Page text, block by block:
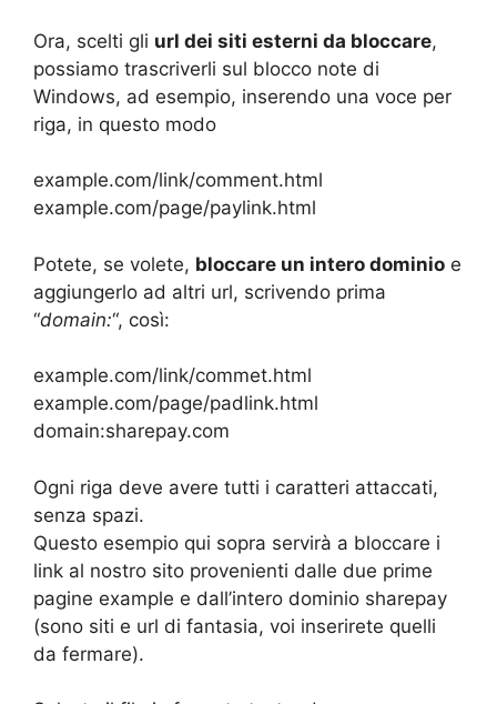
Ora, scelti gli url dei siti esterni da bloccare,
possiamo trascriverli sul blocco note di
Windows, ad esempio, inserendo una voce per
riga, in questo modo
example.com/link/comment.html
example.com/page/paylink.html
Potete, se volete, bloccare un intero dominio e
aggiungerlo ad altri url, scrivendo prima
“domain:“, così:
example.com/link/commet.html
example.com/page/padlink.html
domain:sharepay.com
Ogni riga deve avere tutti i caratteri attaccati,
senza spazi.
Questo esempio qui sopra servirà a bloccare i
link al nostro sito provenienti dalle due prime
pagine example e dall’intero dominio sharepay
(sono siti e url di fantasia, voi inserirete quelli
da fermare).